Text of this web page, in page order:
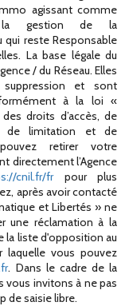
agissant comme
la gestion de la
qui reste Responsable
La base légale du
/ du Réseau. Elles
et sont
à la loi «
droits d’accès, de
de limitation et de
retirer votre
directement l’Agence
cnil.fr/frpour plus
après avoir contacté
et Libertés » ne
une réclamation à la
la liste d'opposition au
laquelle vous pouvez
. Dans le cadre de la
invitons à ne pas
de saisie libre.